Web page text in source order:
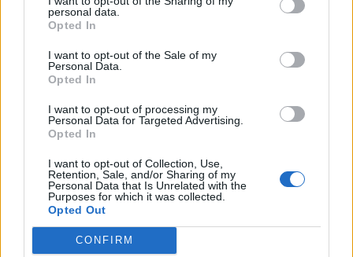
personal data.
Opted In
I want to opt-out of the Sale of my
Personal Data.
Opted In
I want to opt-out of processing my
Personal Data for Targeted Advertising.
Opted In
I want to opt-out of Collection, Use,
Retention, Sale, and/or Sharing of my
Personal Data that Is Unrelated with the
Purposes for which it was collected.
Opted Out
CONFIRM
Marco Rossival ez a közösség nagyon jól kialakult,
ez az ereje a mostani válogatottnak, állítják a
magyar válogatott tagjai
FOTÓ: MTI/ILLYÉS TIBOR
Ki lehet az Európa-bajnok?
portugáloknak és az angoloknak van, ilyen
alapon nekik kellene bejutniuk a legjobb négybe,
és persze a németeket se becsüljük le, akik
Julian Nagelsmann szövetségi kapitánnyal, Toni